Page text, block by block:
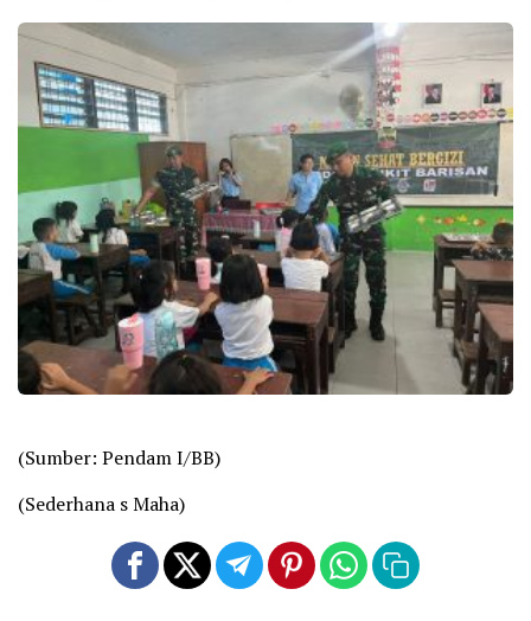
(Sumber: Pendam I/BB)
(Sederhana s Maha)